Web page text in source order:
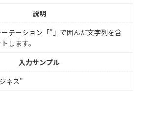
説明
テーション「"」で囲んだ文字列を含
します。
入力サンプル
ネス"